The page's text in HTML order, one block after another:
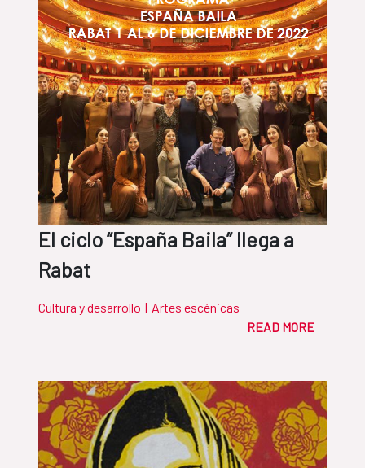
El ciclo “España Baila” llega a
Rabat
Cultura y desarrollo | Artes escénicas
READ MORE